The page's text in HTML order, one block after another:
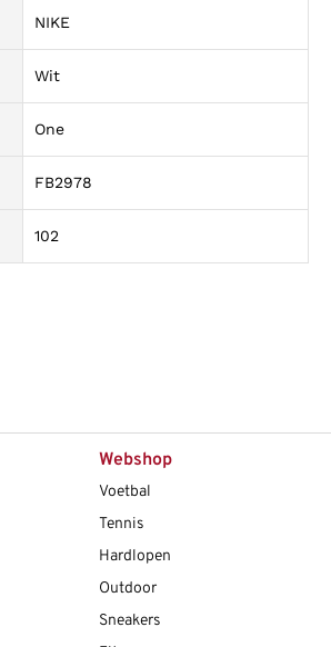
NIKE
Wit
One
FB2978
102
Webshop
Voetbal
Tennis
Hardlopen
Outdoor
Sneakers